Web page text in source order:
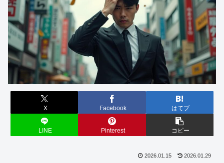
X Facebook はてブ
LINE Pinterest コピー
2026.01.15 2026.01.29